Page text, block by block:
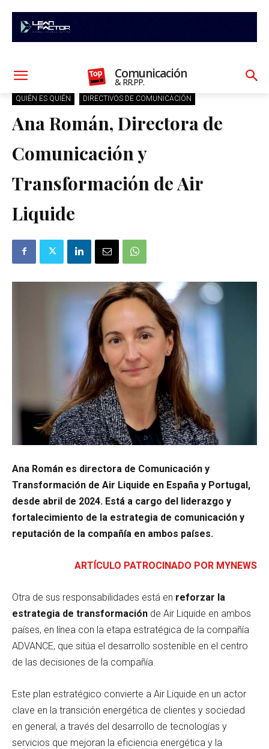
Comunicación
& RR.PP.
QUIÉN ES QUIÉN DIRECTIVOS DE COMUNICACIÓN
Ana Román, Directora de
Comunicación y
Transformación de Air
Liquide
Ana Román es directora de Comunicación y
Transformación de Air Liquide en España y Portugal,
desde abril de 2024. Está a cargo del liderazgo y
fortalecimiento de la estrategia de comunicación y
reputación de la compañía en ambos países.
ARTÍCULO PATROCINADO POR MYNEWS
Otra de sus responsabilidades está en reforzar la
estrategia de transformación de Air Liquide en ambos
países, en línea con la etapa estratégica de la compañía
ADVANCE, que sitúa el desarrollo sostenible en el centro
de las decisiones de la compañía.
Este plan estratégico convierte a Air Liquide en un actor
clave en la transición energética de clientes y sociedad
en general, a través del desarrollo de tecnologías y
servicios que mejoran la eficiencia energética y la